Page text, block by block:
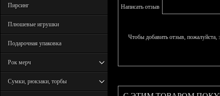
Пирсинг
Плюшевые игрушки
Подарочная упаковка
Рок мерч
Сумки, рюкзаки, торбы
Написать отзыв
Чтобы добавить отзыв, пожалуйста,